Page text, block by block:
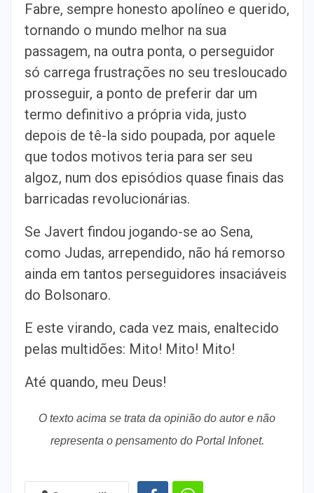
Fabre, sempre honesto apolíneo e querido,
tornando o mundo melhor na sua
passagem, na outra ponta, o perseguidor
só carrega frustrações no seu tresloucado
prosseguir, a ponto de preferir dar um
termo definitivo a própria vida, justo
depois de tê-la sido poupada, por aquele
que todos motivos teria para ser seu
algoz, num dos episódios quase finais das
barricadas revolucionárias.
Se Javert findou jogando-se ao Sena,
como Judas, arrependido, não há remorso
ainda em tantos perseguidores insaciáveis
do Bolsonaro.
E este virando, cada vez mais, enaltecido
pelas multidões: Mito! Mito! Mito!
Até quando, meu Deus!
O texto acima se trata da opinião do autor e não
representa o pensamento do Portal Infonet.